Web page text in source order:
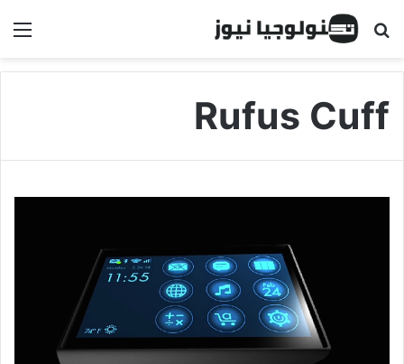
البحث عن
Rufus Cuff